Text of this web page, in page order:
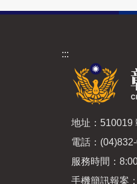
:::
地址：510019
電話：
服務時間：
手機簡訊報案